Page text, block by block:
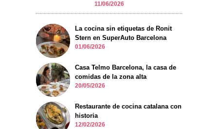
11/06/2026
La cocina sin etiquetas de Ronit
Stern en SuperAuto Barcelona
01/06/2026
Casa Telmo Barcelona, la casa de
comidas de la zona alta
20/05/2026
Restaurante de cocina catalana con
historia
12/02/2026